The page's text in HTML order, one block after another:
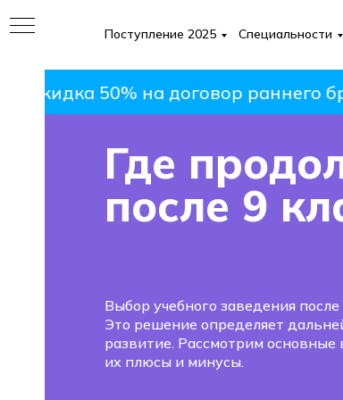
Специальности
Поступление 2025
50% на договор раннего
Где
после 9
Выбор учебного заведения
Это решение определяет
развитие. Рассмотрим
их плюсы и минусы.